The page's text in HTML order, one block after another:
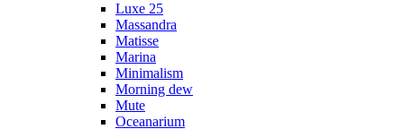
Luxe 25
Massandra
Matisse
Marina
Minimalism
Morning dew
Mute
Oceanarium